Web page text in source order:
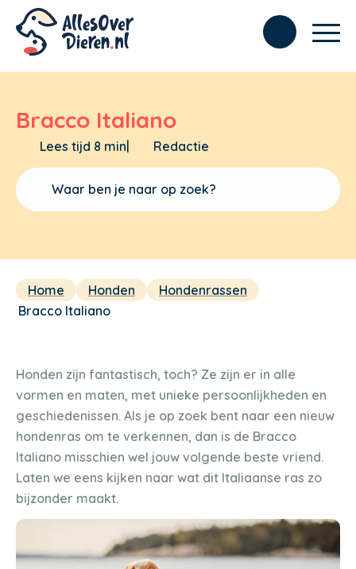
Bracco Italiano
Lees tijd 8 min| Redactie
Home Honden
Hondenrassen
Bracco Italiano
Honden zijn fantastisch, toch? Ze zijn er in alle
vormen en maten, met unieke persoonlijkheden en
geschiedenissen. Als je op zoek bent naar een nieuw
hondenras om te verkennen, dan is de Bracco
Italiano misschien wel jouw volgende beste vriend.
Laten we eens kijken naar wat dit Italiaanse ras zo
bijzonder maakt.